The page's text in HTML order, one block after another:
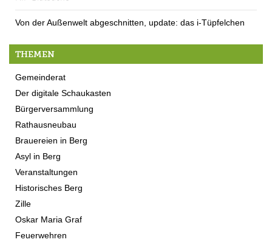
Von der Außenwelt abgeschnitten, update: das i-Tüpfelchen
THEMEN
Gemeinderat
Der digitale Schaukasten
Bürgerversammlung
Rathausneubau
Brauereien in Berg
Asyl in Berg
Veranstaltungen
Historisches Berg
Zille
Oskar Maria Graf
Feuerwehren